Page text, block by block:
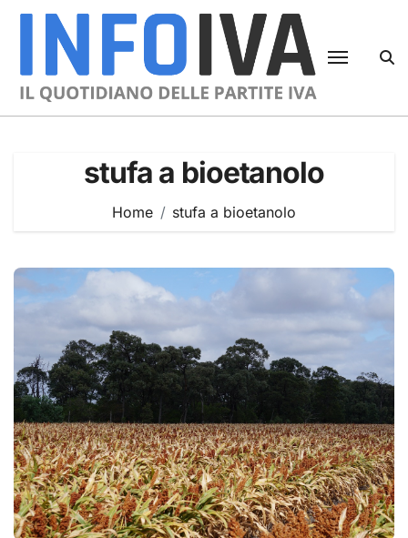
Skip
stufa a bioetanolo
Home stufa a bioetanolo